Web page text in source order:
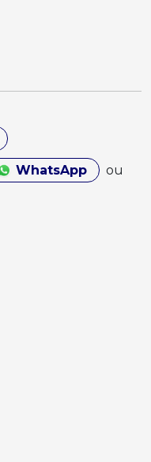
WhatsApp
ou